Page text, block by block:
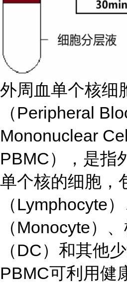
外周血单个核细
（Peripheral
Mononuclear
PBMC），是指
单个核的细胞，
（Lymphocyte
（Monocyte）
（DC）和其他
PBMC可利用健